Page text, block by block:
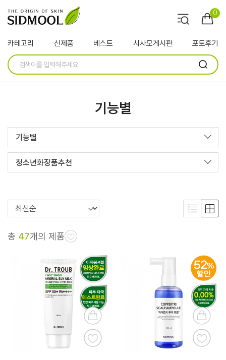
0
카테고리 신제품 베스트 시사모게시판 포토후기
기능별
기능별
청소년화장품추천
총 47개의 제품